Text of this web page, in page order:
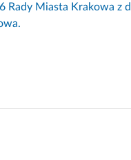
Rady Miasta Krakowa z